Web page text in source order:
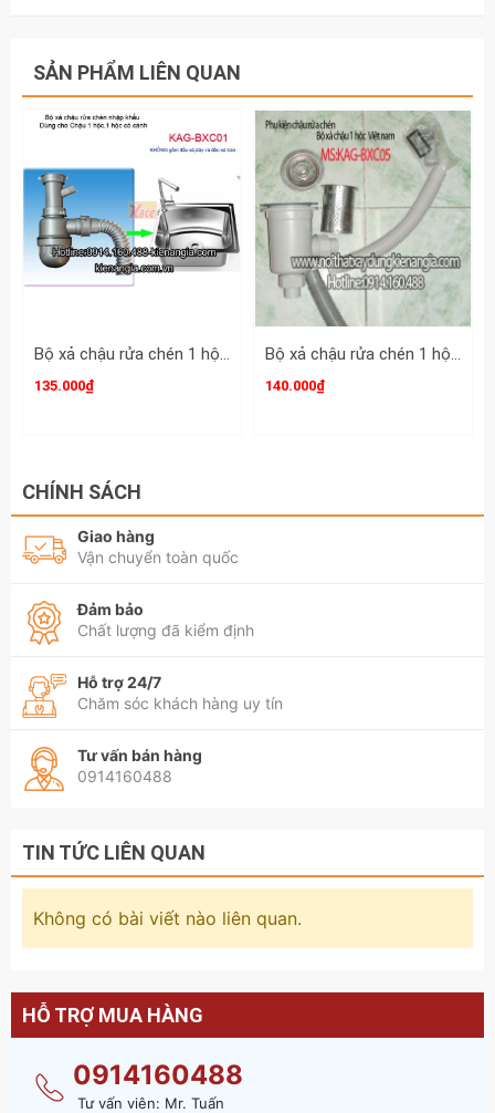
SẢN PHẨM LIÊN QUAN
Bộ xả chậu rửa chén 1 hộc KAG-BXC01
135.000₫
Bộ xả chậu rửa chén 1 hộc KAG-BXC05
140.000₫
CHÍNH SÁCH
Giao hàng
Vận chuyển toàn quốc
Đảm bảo
Chất lượng đã kiểm định
Hỗ trợ 24/7
Chăm sóc khách hàng uy tín
Tư vấn bán hàng
0914160488
TIN TỨC LIÊN QUAN
Không có bài viết nào liên quan.
HỖ TRỢ MUA HÀNG
0914160488
Tư vấn viên: Mr. Tuấn